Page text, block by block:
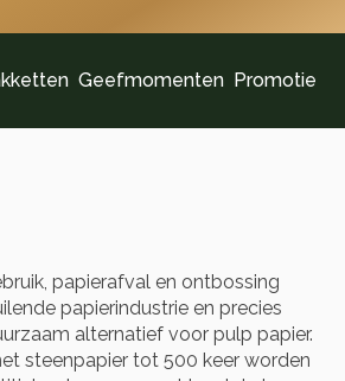
Geefmomenten Promotie
papierafval en ontbossing
papierindustrie en precies
alternatief voor pulp papier.
steenpapier tot 500 keer worden